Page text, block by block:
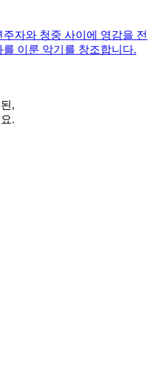
자와 청중 사이에 영감을 전
이룬 악기를 창조합니다.
,
.